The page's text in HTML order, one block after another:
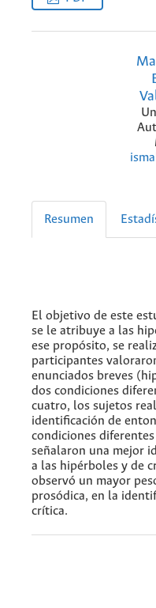
Resumen
El objetivo de este
se le atribuye a las
ese propósito, se
participantes
enunciados breves
dos condiciones
cuatro, los sujetos
identificación de
condiciones
señalaron una mejor
a las hipérboles y de
observó un mayor
prosódica, en la
crítica.